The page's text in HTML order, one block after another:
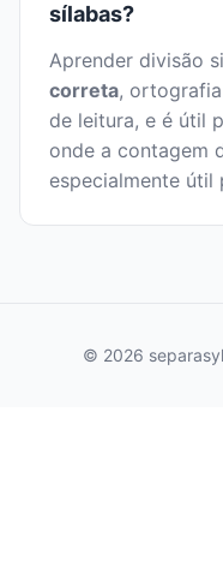
sílabas?
Aprender divisão
correta,
de leitura, e é útil
onde a contagem
especialmente útil
© 2026